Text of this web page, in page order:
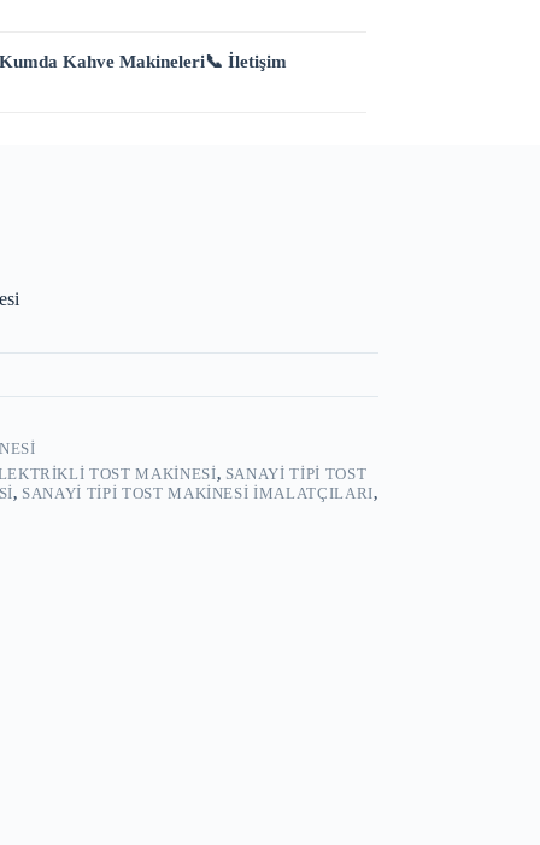
Kahve Makineleri📞 İletişim
TOST MAKINESI, SANAYI TIPI TOST
, SANAYI TIPI TOST MAKINESI IMALATÇILARI,